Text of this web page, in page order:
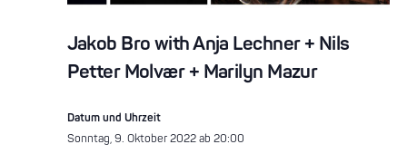
Jakob Bro with Anja Lechner + Nils
Petter Molvær + Marilyn Mazur
Datum und Uhrzeit
Sonntag, 9. Oktober 2022 ab 20:00